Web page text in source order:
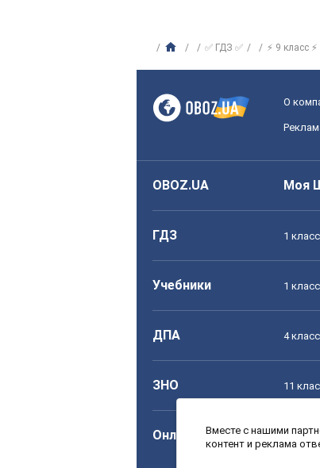
✅ ГДЗ ✅ ⚡ 9 класс ⚡
О
OBOZ.UA Моя
ГДЗ 1 класс
Учебники 1 класс
ДПА 4 класс
ЗНО 11
Онлайн уроки 1 класс
Вместе с нашими
контент и реклама